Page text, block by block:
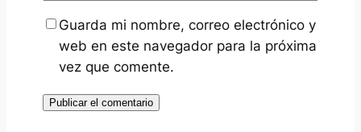
Guarda mi nombre, correo electrónico y
web en este navegador para la próxima
vez que comente.